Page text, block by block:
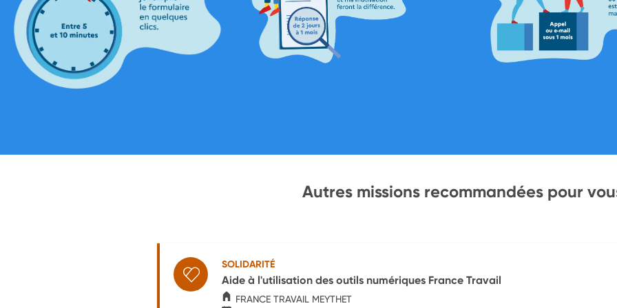
Autres missions recommandées pour
SOLIDARITÉ
Aide à l'utilisation des outils numériques France Travail
FRANCE TRAVAIL MEYTHET